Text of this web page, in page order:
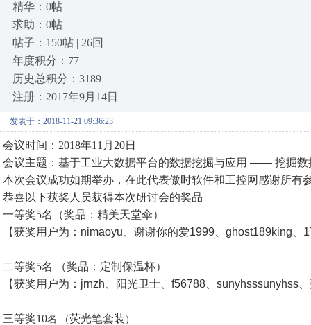
精华：0帖
求助：0帖
帖子：150帖 | 26回
年度积分：77
历史总积分：3189
注册：2017年9月14日
发表于：2018-11-21 09:36:23
会议时间：2018年11月20日
会议主题： 基于工业大数据平台的数据挖掘与应用 —— 挖掘数
本次会议成功如期举办，在此代表傲时软件和工控网感谢所有
恭喜以下获奖人员获得本次研讨会的奖品
一等奖5名
（奖品： 精美天堂伞）
【获奖用户为： nimaoyu、谢谢你的爱1999、ghost189king、
二等奖5名 （奖品： 定制保温杯）
【获奖用户为： jrnzh、阳光卫士、f56788、sunyhsssunyhss
三等奖10名 （荧光笔套装 ）